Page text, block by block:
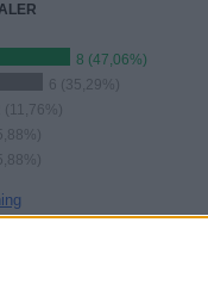
8 (47,06%)
6 (35,29%)
(11,76%)